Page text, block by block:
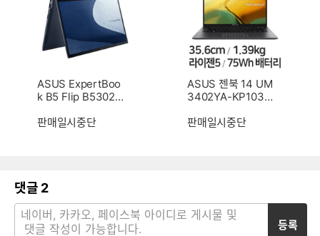
ASUS ExpertBoo
k B5 Flip B5302F
512GB)
판매일시중단
ASUS 젠북 14 UM
3402YA-KP103
판매일시중단
댓글 2
등록